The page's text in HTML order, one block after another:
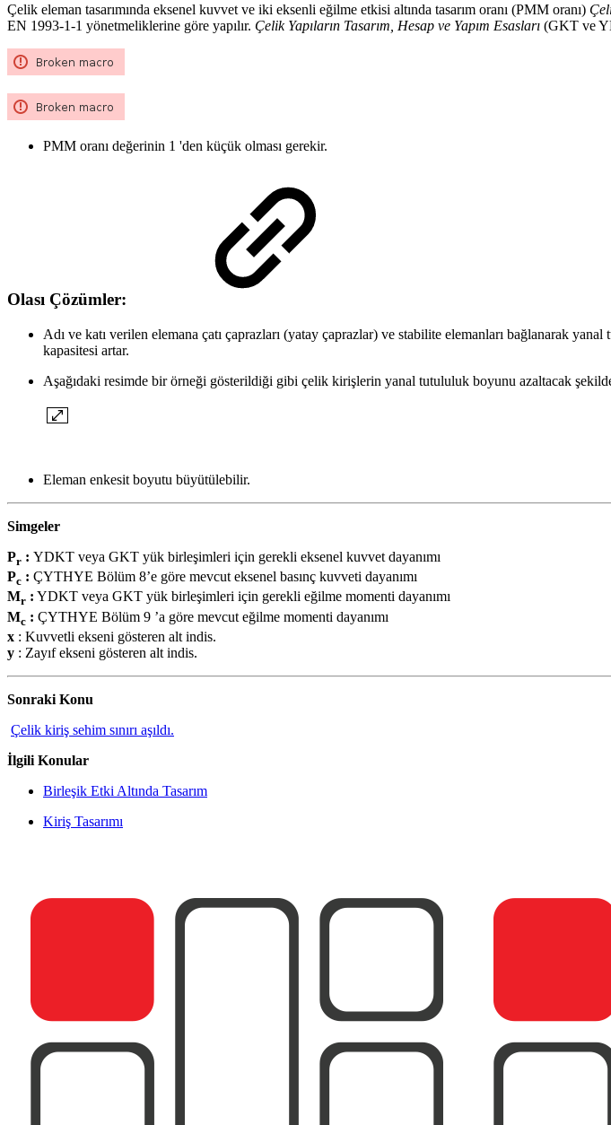
Çelik eleman tasarımında eksenel kuvvet ve iki eksenli eğilme etkisi altında tasarım oranı (PMM oranı)
EN 1993-1-1 yönetmeliklerine göre yapılır. Çelik Yapıların Tasarım, Hesap ve Yapım Esasları (GKT ve
PMM oranı değerinin 1 'den küçük olması gerekir.
Olası Çözümler:
Adı ve katı verilen elemana çatı çaprazları (yatay çaprazlar) ve stabilite elemanları bağlanarak
kapasitesi artar.
Aşağıdaki resimde bir örneği gösterildiği gibi çelik kirişlerin yanal tutululuk boyunu azaltacak
Eleman enkesit boyutu büyütülebilir.
Simgeler
Pr : YDKT veya GKT yük birleşimleri için gerekli eksenel kuvvet dayanımı
Pc : ÇYTHYE Bölüm 8’e göre mevcut eksenel basınç kuvveti dayanımı
Mr : YDKT veya GKT yük birleşimleri için gerekli eğilme momenti dayanımı
Mc : ÇYTHYE Bölüm 9 ’a göre mevcut eğilme momenti dayanımı
x : Kuvvetli ekseni gösteren alt indis.
y : Zayıf ekseni gösteren alt indis.
Sonraki Konu
Çelik kiriş sehim sınırı aşıldı.
İlgili Konular
Birleşik Etki Altında Tasarım
Kiriş Tasarımı